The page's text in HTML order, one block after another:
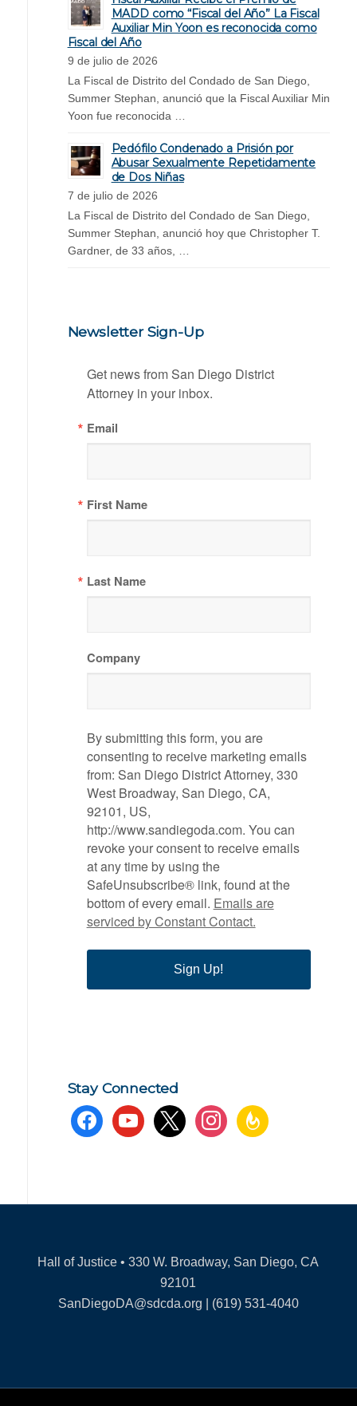
MADD como “Fiscal del Año” La Fiscal
Auxiliar Min Yoon es reconocida como
Fiscal del Año
9 de julio de 2026
La Fiscal de Distrito del Condado de San Diego,
Summer Stephan, anunció que la Fiscal Auxiliar Min
Yoon fue reconocida …
Pedófilo Condenado a Prisión por
Abusar Sexualmente Repetidamente
de Dos Niñas
7 de julio de 2026
La Fiscal de Distrito del Condado de San Diego,
Summer Stephan, anunció hoy que Christopher T.
Gardner, de 33 años, …
Newsletter Sign-Up
Get news from San Diego District
Attorney in your inbox.
Email
First Name
Last Name
Company
By submitting this form, you are
consenting to receive marketing emails
from: San Diego District Attorney, 330
West Broadway, San Diego, CA,
92101, US,
http://www.sandiegoda.com. You can
revoke your consent to receive emails
at any time by using the
SafeUnsubscribe® link, found at the
bottom of every email. Emails are
serviced by Constant Contact.
Sign Up!
Stay Connected
facebookyoutube x instagramfeedburner
Hall of Justice • 330 W. Broadway, San Diego, CA
92101
SanDiegoDA@sdcda.org | (619) 531-4040